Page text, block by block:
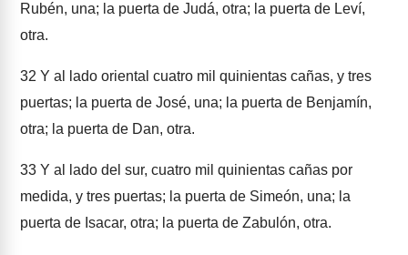
Rubén, una; la puerta de Judá, otra; la puerta de Leví,
otra.
32 Y al lado oriental cuatro mil quinientas cañas, y tres
puertas; la puerta de José, una; la puerta de Benjamín,
otra; la puerta de Dan, otra.
33 Y al lado del sur, cuatro mil quinientas cañas por
medida, y tres puertas; la puerta de Simeón, una; la
puerta de Isacar, otra; la puerta de Zabulón, otra.